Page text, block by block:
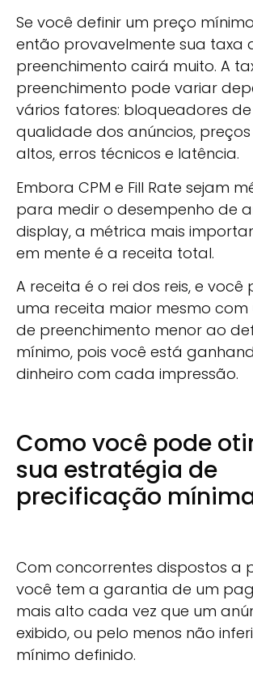
Se você definir um preço
então provavelmente sua taxa
preenchimento cairá muito. A
preenchimento pode variar
vários fatores: bloqueadores
qualidade dos anúncios,
altos, erros técnicos e latência.
Embora CPM e Fill Rate sejam
para medir o desempenho de
display, a métrica mais
em mente é a receita total.
A receita é o rei dos reis, e
uma receita maior mesmo com
de preenchimento menor ao
mínimo, pois você está
dinheiro com cada impressão.
Como você pode
sua estratégia de
precificação
Com concorrentes dispostos a
você tem a garantia de um
mais alto cada vez que um
exibido, ou pelo menos não
mínimo definido.